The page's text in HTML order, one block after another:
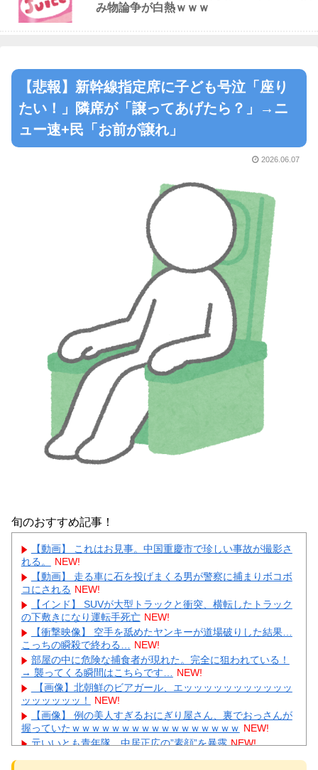
み物論争が白熱ｗｗｗ
【悲報】新幹線指定席に子ども号泣「座り
たい！」隣席が「譲ってあげたら？」→ニ
ュー速+民「お前が譲れ」
2026.06.07
旬のおすすめ記事！
【動画】 これはお見事。中国重慶市で珍しい事故が撮影さ
れる。
NEW!
【動画】 走る車に石を投げまくる男が警察に捕まりボコボ
コにされる NEW!
【インド】 SUVが大型トラックと衝突、横転したトラック
の下敷きになり運転手死亡 NEW!
【衝撃映像】 空手を舐めたヤンキーが道場破りした結果…
こっちの瞬殺で終わる…
NEW!
部屋の中に危険な捕食者が現れた。完全に狙われている！
→ 襲ってくる瞬間はこちらです…
NEW!
【画像】北朝鮮のビアガール、エッッッッッッッッッッッ
ッッッッッッ！
NEW!
【画像】 例の美人すぎるおにぎり屋さん、裏でおっさんが
握っていたｗｗｗｗｗｗｗｗｗｗｗｗｗｗｗｗｗ NEW!
元いいとも青年隊、中居正広の”素顔”を暴露 NEW!
中国、三峡ダムが全開放流。長江流域で深刻な洪水被害